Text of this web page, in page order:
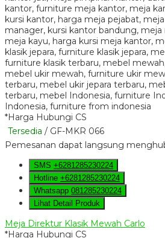
*Harga Hubungi CS
Tersedia / GF-MKR 066
Pemesanan dapat langsung
SMS +6281285230224
Hotline +6281285230224
Whatsapp 081285230224
Lihat Detail Produk
Meja Direktur Klasik Mewah Carlo
*Harga Hubungi CS